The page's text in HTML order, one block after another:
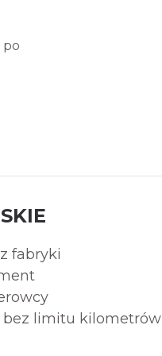
po
fabryki
bez limitu kilometrów